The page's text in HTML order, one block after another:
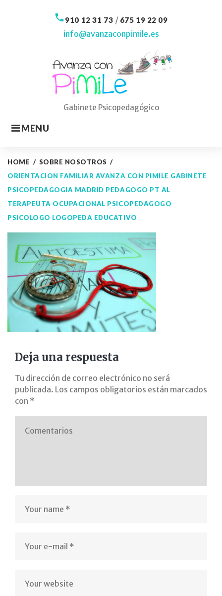
Gabinete Psicopedagógico
MENU
call910 12 31 73 / 675 19 22 09
info@avanzaconpimile.es
HOME / SOBRE NOSOTROS /
ORIENTACION FAMILIAR AVANZA CON PIMILE GABINETE
PSICOPEDAGOGIA MADRID PEDAGOGO PT AL
TERAPEUTA OCUPACIONAL PSICOPEDAGOGO
PSICOLOGO LOGOPEDA EDUCATIVO
orientacion
familiar
avanza
con
pimile
gabinete
psicopedagogia
madrid
pedagogo
psicologo
educativo
Deja una respuesta
Tu dirección de correo electrónico no será
publicada. Los campos obligatorios están marcados
con *